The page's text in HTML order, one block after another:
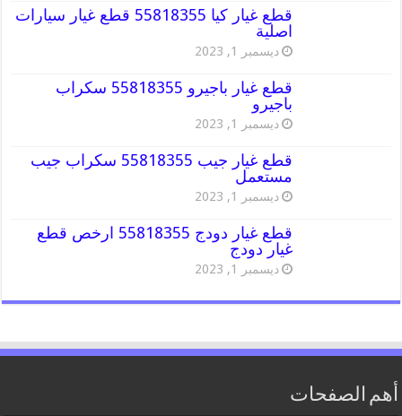
قطع غيار كيا 55818355 قطع غيار سيارات
اصلية
ديسمبر 1, 2023
قطع غيار باجيرو 55818355 سكراب
باجيرو
ديسمبر 1, 2023
قطع غيار جيب 55818355 سكراب جيب
مستعمل
ديسمبر 1, 2023
قطع غيار دودج 55818355 ارخص قطع
غيار دودج
ديسمبر 1, 2023
أهم الصفحات